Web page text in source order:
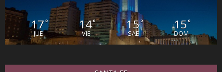
17°
JUE
14°
VIE
15°
SAB
15°
DOM